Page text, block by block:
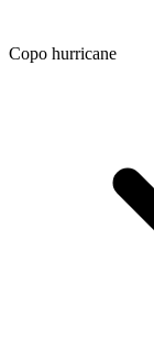
Copo hurricane